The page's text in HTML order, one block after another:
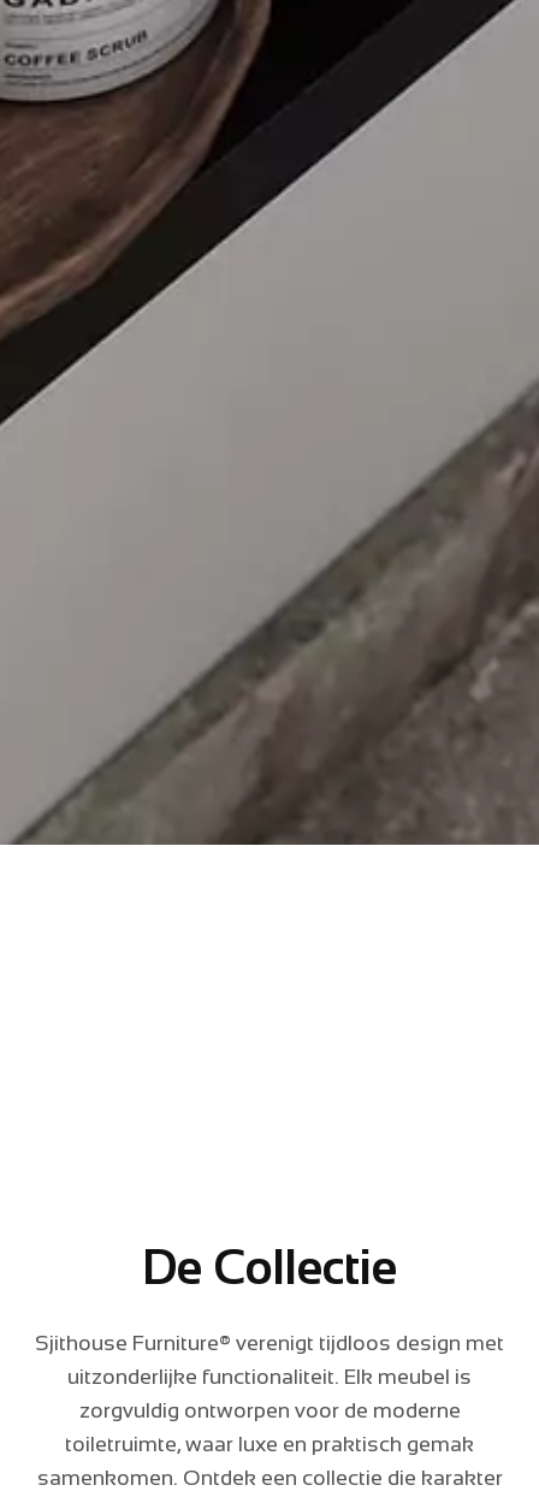
Waar te koop
Contact
Downloads
De Collectie
Sjithouse Furniture® verenigt tijdloos design met
uitzonderlijke functionaliteit. Elk meubel is
zorgvuldig ontworpen voor de moderne
toiletruimte, waar luxe en praktisch gemak
samenkomen. Ontdek een collectie die karakter